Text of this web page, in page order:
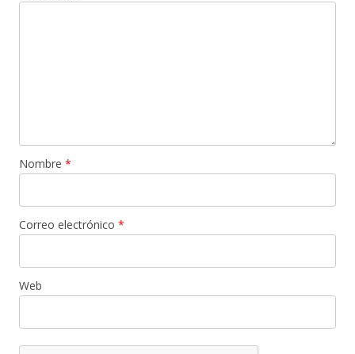
Nombre *
Correo electrónico *
Web